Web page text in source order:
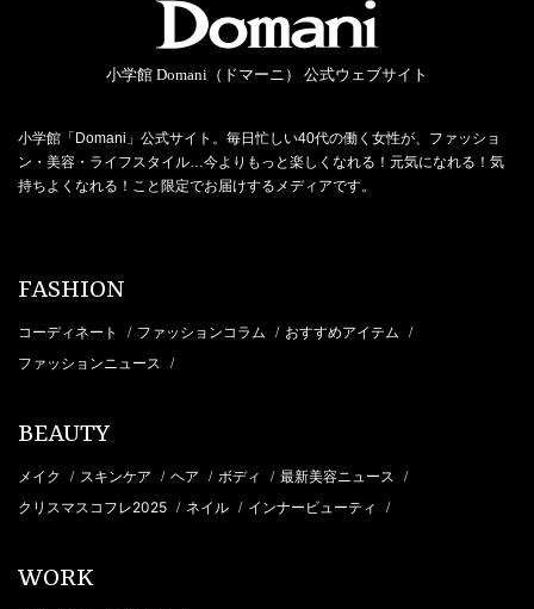
小学館 Domani（ドマーニ） 公式ウェブサイト
小学館「Domani」公式サイト。毎日忙しい40代の働く女性が、ファッショ
ン・美容・ライフスタイル…今よりもっと楽しくなれる！元気になれる！気
持ちよくなれる！こと限定でお届けするメディアです。
FASHION
コーディネート / ファッションコラム / おすすめアイテム /
ファッションニュース /
BEAUTY
メイク / スキンケア / ヘア / ボディ / 最新美容ニュース /
クリスマスコフレ2025 / ネイル / インナービューティ /
WORK